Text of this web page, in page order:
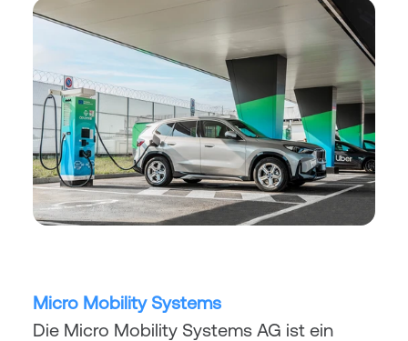
Micro Mobility Systems
Die Micro Mobility Systems AG ist ein